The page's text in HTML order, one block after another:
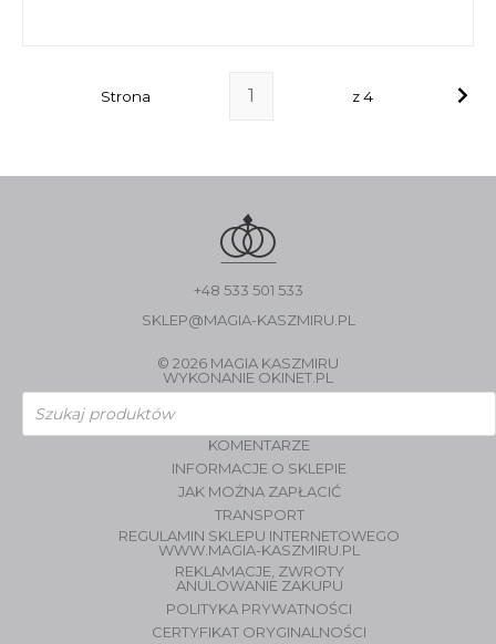
Strona z 4
+48 533 501 533
SKLEP@MAGIA-KASZMIRU.PL
© 2026 MAGIA KASZMIRU
WYKONANIE OKINET.PL
Wyszukiwarka
produktów
KOMENTARZE
INFORMACJE O SKLEPIE
JAK MOŻNA ZAPŁACIĆ
TRANSPORT
REGULAMIN SKLEPU INTERNETOWEGO
WWW.MAGIA-KASZMIRU.PL
REKLAMACJE, ZWROTY
ANULOWANIE ZAKUPU
POLITYKA PRYWATNOŚCI
CERTYFIKAT ORYGINALNOŚCI